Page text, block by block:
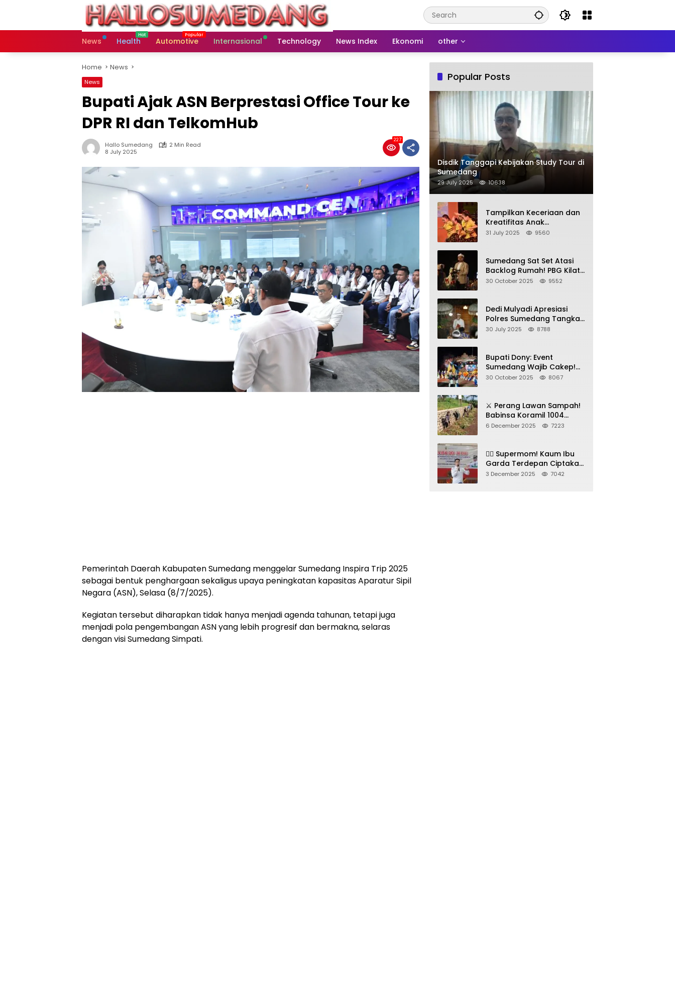
News
Health Automotive Internasional Technology News Index Ekonomi other
Home News
News
Bupati Ajak ASN Berprestasi Office Tour ke
DPR RI dan TelkomHub
Hallo Sumedang
2 Min Read
8 July 2025
227
Pemerintah Daerah Kabupaten Sumedang menggelar Sumedang Inspira Trip 2025
sebagai bentuk penghargaan sekaligus upaya peningkatan kapasitas Aparatur Sipil
Negara (ASN), Selasa (8/7/2025).
Kegiatan tersebut diharapkan tidak hanya menjadi agenda tahunan, tetapi juga
menjadi pola pengembangan ASN yang lebih progresif dan bermakna, selaras
dengan visi Sumedang Simpati.
Popular Posts
Disdik Tanggapi Kebijakan Study Tour di
Sumedang
29 July 2025 10638
Tampilkan Keceriaan dan
Kreatifitas Anak
Sumedang, Gebyar HAN
31 July 2025 9560
Sumedang Sat Set Atasi
Backlog Rumah! PBG Kilat
+ KUR Perumahan Jadi
30 October 2025 9552
Dedi Mulyadi Apresiasi
Polres Sumedang Tangkap
Wartawan Gadungan
30 July 2025 8788
Bupati Dony: Event
Sumedang Wajib Cakep!
Sosialisasi Wajib Nempel
30 October 2025 8067
⚔️ Perang Lawan Sampah!
Babinsa Koramil 1004
Tanjungsari Pimpin Warga
6 December 2025 7223
🦸‍♀️ Supermom! Kaum Ibu
Garda Terdepan Ciptakan
Generasi Unggul di
3 December 2025 7042